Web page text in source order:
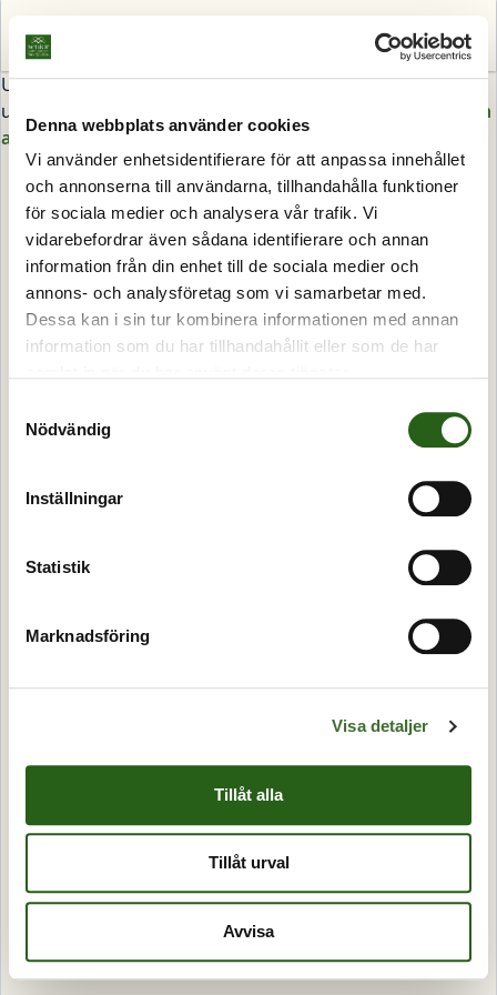
Denna webbplats använder cookies
Vi använder enhetsidentifierare för att anpassa innehållet
och annonserna till användarna, tillhandahålla funktioner
för sociala medier och analysera vår trafik. Vi
vidarebefordrar även sådana identifierare och annan
information från din enhet till de sociala medier och
annons- och analysföretag som vi samarbetar med.
Dessa kan i sin tur kombinera informationen med annan
information som du har tillhandahållit eller som de har
Nödvändig
Inställningar
Statistik
Marknadsföring
Visa detaljer
Tillåt alla
Tillåt urval
Avvisa
SökMeny
Utgånget arrangemang eller memcached ännu ej
uppdaterad, hitta andra arrangemang under
program och
anmälan.